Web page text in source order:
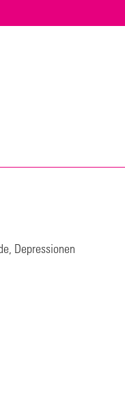
Depressionen